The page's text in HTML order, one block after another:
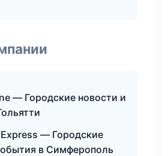
— Городские новости и
— Городские
в Симферополь